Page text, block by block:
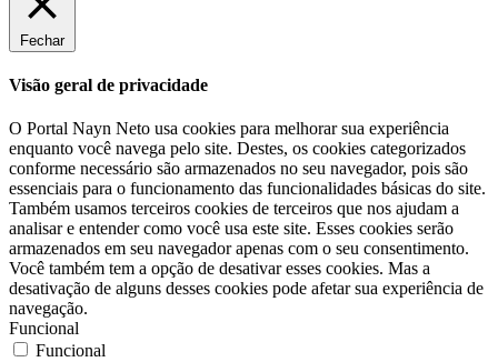
Fechar
Visão geral de privacidade
O Portal Nayn Neto usa cookies para melhorar sua experiência
enquanto você navega pelo site. Destes, os cookies categorizados
conforme necessário são armazenados no seu navegador, pois são
essenciais para o funcionamento das funcionalidades básicas do site.
Também usamos terceiros cookies de terceiros que nos ajudam a
analisar e entender como você usa este site. Esses cookies serão
armazenados em seu navegador apenas com o seu consentimento.
Você também tem a opção de desativar esses cookies. Mas a
desativação de alguns desses cookies pode afetar sua experiência de
navegação.
Funcional
Funcional